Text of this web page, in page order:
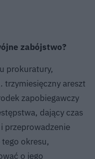
zabójstwo?
prokuratury,
trzymiesięczny areszt
zapobiegawczy
dający czas
przeprowadzenie
okresu,
o jego